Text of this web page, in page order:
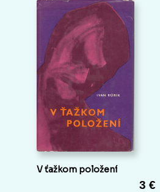
V ťažkom položení
3 €